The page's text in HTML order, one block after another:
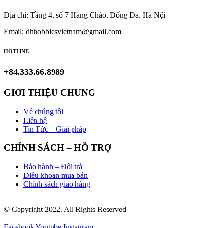
Địa chỉ: Tầng 4, số 7 Hàng Cháo, Đống Đa, Hà Nội
Email: dhhobbiesvietnam@gmail.com
HOTLINE
+84.333.66.8989
GIỚI THIỆU CHUNG
Về chúng tôi
Liên hệ
Tin Tức – Giải pháp
CHÍNH SÁCH – HỖ TRỢ
Bảo hành – Đổi trả
Điều khoản mua bán
Chính sách giao hàng
© Copyright 2022. All Rights Reserved.